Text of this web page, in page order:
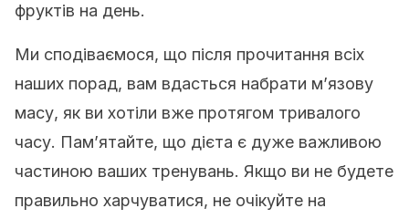
фруктів на день.
Ми сподіваємося, що після прочитання всіх
наших порад, вам вдасться набрати м’язову
масу, як ви хотіли вже протягом тривалого
часу. Пам’ятайте, що дієта є дуже важливою
частиною ваших тренувань. Якщо ви не будете
правильно харчуватися, не очікуйте на